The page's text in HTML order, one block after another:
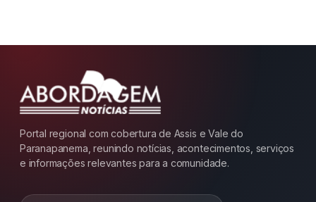
Portal regional com cobertura de Assis e Vale do
Paranapanema, reunindo notícias, acontecimentos, serviços
e informações relevantes para a comunidade.